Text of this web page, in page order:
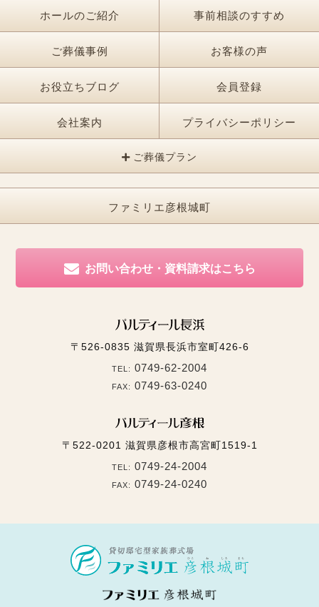
ホールのご紹介 事前相談のすすめ
ご葬儀事例 お客様の声
お役立ちブログ 会員登録
会社案内 プライバシーポリシー
ご葬儀プラン
ファミリエ彦根城町
お問い合わせ・資料請求はこちら
〒526-0835 滋賀県長浜市室町426-6
TEL: 0749-62-2004
FAX: 0749-63-0240
〒522-0201 滋賀県彦根市高宮町1519-1
TEL: 0749-24-2004
FAX: 0749-24-0240